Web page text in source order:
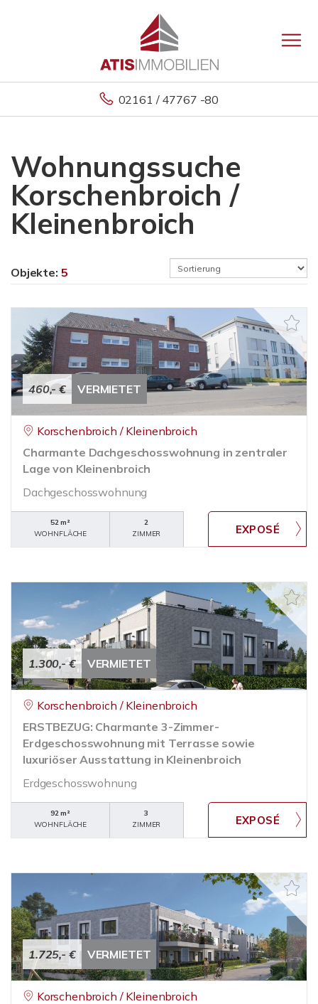
02161 / 47767 -80
Wohnungssuche
Korschenbroich /
Kleinenbroich
Objekte: 5
460,- € VERMIETET
Korschenbroich / Kleinenbroich
Charmante Dachgeschosswohnung in zentraler
Lage von Kleinenbroich
Dachgeschosswohnung
52 m²
WOHNFLÄCHE
2
ZIMMER
1.300,- € VERMIETET
Korschenbroich / Kleinenbroich
ERSTBEZUG: Charmante 3-Zimmer-
Erdgeschosswohnung mit Terrasse sowie
luxuriöser Ausstattung in Kleinenbroich
Erdgeschosswohnung
92 m²
WOHNFLÄCHE
3
ZIMMER
1.725,- € VERMIETET
Korschenbroich / Kleinenbroich